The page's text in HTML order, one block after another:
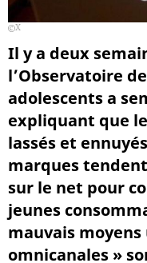
X
Il y a deux
l’Observatoire
adolescents a
expliquant que
lassés et
marques
sur le net pour
jeunes
mauvais
omnicanales »